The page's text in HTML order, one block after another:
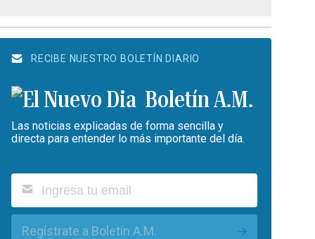
RECIBE NUESTRO BOLETÍN DIARIO
Boletín A.M.
Las noticias explicadas de forma sencilla y
directa para entender lo más importante del día.
Regístrate a Boletín A.M.